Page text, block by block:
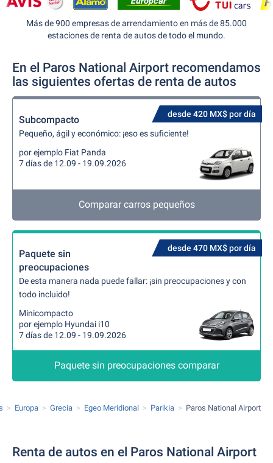
Más de 900 empresas de arrendamiento en más de 85.000
estaciones de renta de autos de todo el mundo.
En el Paros National Airport recomendamos
las siguientes ofertas de renta de autos
desde 420 MX$ por día
Subcompacto
Pequeño, ágil y económico: ¡eso es suficiente!
por ejemplo Fiat Panda
7 días de 12.09 - 19.09.2026
Comparar carros pequeños
desde 470 MX$ por día
Paquete sin
preocupaciones
De esta manera nada puede fallar: ¡sin preocupaciones y con
todo incluido!
Minicompacto
por ejemplo Hyundai i10
7 días de 12.09 - 19.09.2026
Paquete sin preocupaciones comparar
Europa Grecia Egeo Meridional Parikia Paros National Airport
Renta de autos en el Paros National Airport